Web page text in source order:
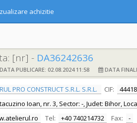
achizitie
[nr] - DA36242636
DATA PUBLICARE: 02.08.2024 11:58 DATA
PRO CONSTRUCT S.R.L. S.R.L. CIF:
Ioan, nr. 3, Sector: -, Judet: Bihor,
Tel: +40 740214732 Fax: -